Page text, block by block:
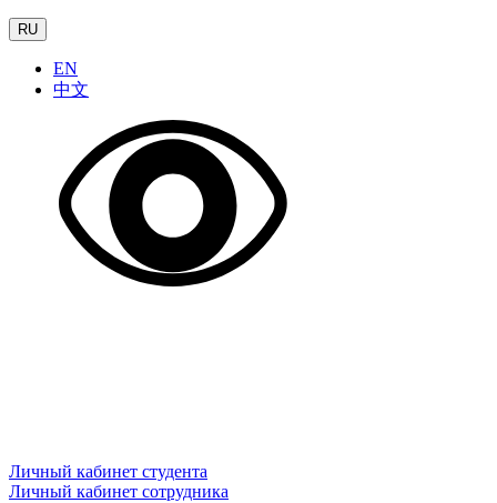
RU
EN
中文
Личный кабинет студента
Личный кабинет сотрудника